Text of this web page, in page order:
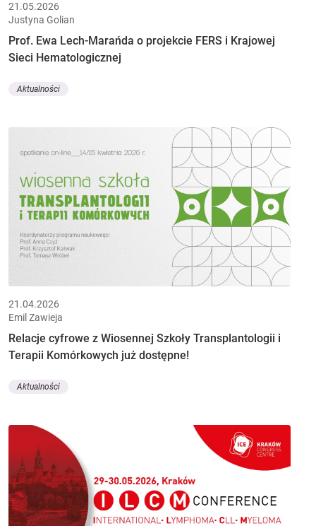
21.05.2026
Justyna Golian
Prof. Ewa Lech-Marańda o projekcie FERS i Krajowej
Sieci Hematologicznej
Aktualności
21.04.2026
Emil Zawieja
Relacje cyfrowe z Wiosennej Szkoły Transplantologii i
Terapii Komórkowych już dostępne!
Aktualności